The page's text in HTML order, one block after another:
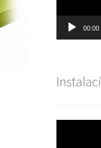
00:00